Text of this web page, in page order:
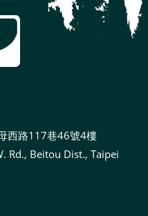
西路117巷46號4樓
Rd., Beitou Dist., Taipei